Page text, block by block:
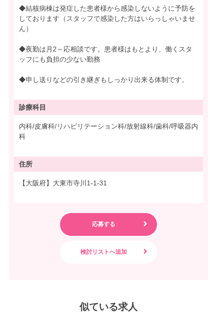
◆結核病棟は発症した患者様から感染しないように予防を
しております（スタッフで感染した方はいらっしゃいませ
ん）
◆夜勤は月2～応相談です。患者様はもとより、働くスタ
ッフにも負担の少ない勤務
◆申し送りなどの引き継ぎもしっかり出来る体制です。
診療科目
内科/皮膚科/リハビリテーション科/放射線科/歯科/呼吸器内
科
住所
【大阪府】大東市寺川1-1-31
似ている求人